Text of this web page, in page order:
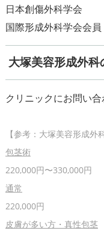
日本創傷外科学会
大塚美容形成外科
包茎術
通常
皮膚が多い方・真性包茎